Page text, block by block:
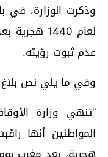
وذكرت الوزارة، في
لعام 1440
عدم ثبوت رؤيته.
وفي ما يلي نص بلاغ
“تنهي وزارة